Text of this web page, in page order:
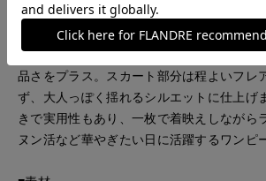
ワンピース。ウェーブ柄の織りが入った立
軽やかさと奥行きのある表情を楽しめます
感があり、前上半身にあしらったパールボ
品さをプラス。スカート部分は程よいフレ
ず、大人っぽく揺れるシルエットに仕上げ
きで実用性もあり、一枚で着映えしながら
ヌン活など華やぎたい日に活躍するワンピ